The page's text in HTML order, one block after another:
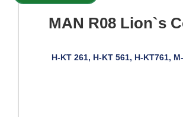
MAN R08 Lion`s
H-KT 261, H-KT 561, H-KT761,